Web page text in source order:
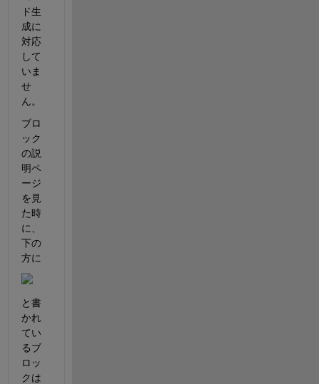
ド生
成に
対応
して
いま
せ
ん。
ブロ
ック
の説
明ペ
ージ
を見
た時
に、
下の
方に
と書
かれ
てい
るブ
ロッ
クは